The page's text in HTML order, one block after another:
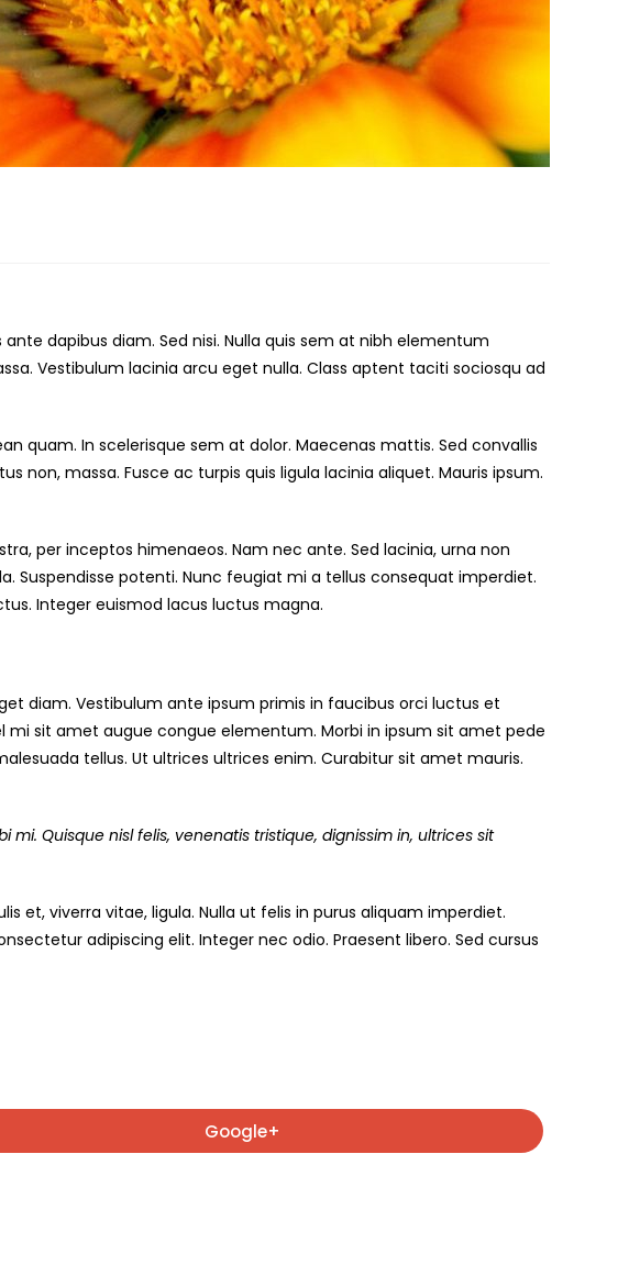
dapibus diam. Sed nisi. Nulla quis sem at nibh elementum
Vestibulum lacinia arcu eget nulla. Class aptent taciti sociosqu ad
quam. In scelerisque sem at dolor. Maecenas mattis. Sed convallis
non, massa. Fusce ac turpis quis ligula lacinia aliquet. Mauris ipsum.
per inceptos himenaeos. Nam nec ante. Sed lacinia, urna non
Suspendisse potenti. Nunc feugiat mi a tellus consequat imperdiet.
Integer euismod lacus luctus magna.
diam. Vestibulum ante ipsum primis in faucibus orci luctus et
mi sit amet augue congue elementum. Morbi in ipsum sit amet pede
tellus. Ut ultrices ultrices enim. Curabitur sit amet mauris.
Quisque nisl felis, venenatis tristique, dignissim in, ultrices sit
et, viverra vitae, ligula. Nulla ut felis in purus aliquam imperdiet.
adipiscing elit. Integer nec odio. Praesent libero. Sed cursus
Google+